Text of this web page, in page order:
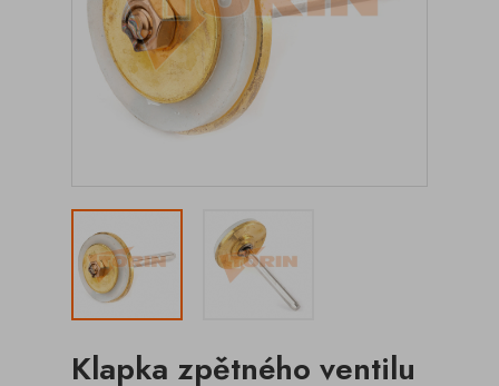
Klapka zpětného ventilu